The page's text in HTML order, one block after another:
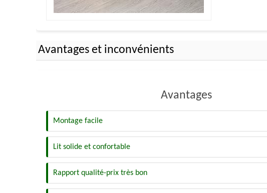
Avantages et inconvénients
Avantages
Montage facile
Lit solide et confortable
Rapport qualité-prix très bon